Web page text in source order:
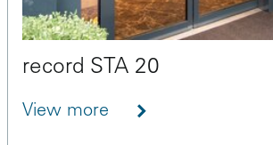
record STA 20
View more